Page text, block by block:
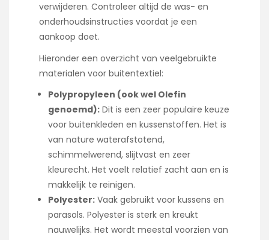
verwijderen. Controleer altijd de was- en
onderhoudsinstructies voordat je een
aankoop doet.
Hieronder een overzicht van veelgebruikte
materialen voor buitentextiel:
Polypropyleen (ook wel Olefin
genoemd): Dit is een zeer populaire keuze
voor buitenkleden en kussenstoffen. Het is
van nature waterafstotend,
schimmelwerend, slijtvast en zeer
kleurecht. Het voelt relatief zacht aan en is
makkelijk te reinigen.
Polyester: Vaak gebruikt voor kussens en
parasols. Polyester is sterk en kreukt
nauwelijks. Het wordt meestal voorzien van